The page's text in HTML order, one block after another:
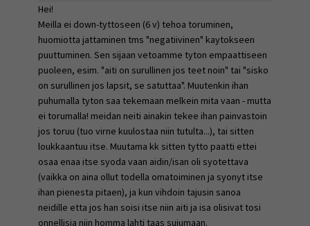
Hei!
Meilla ei down-tyttoseen (6 v) tehoa toruminen,
huomiotta jattaminen tms "negatiivinen" kaytokseen
puuttuminen. Sen sijaan vetoamme tyton empaattiseen
puoleen, esim. "aiti on surullinen jos teet noin" tai "sisko
on surullinen jos lapsit, se satuttaa". Muutenkin ihan
puhumalla tyton saa tekemaan melkein mita vaan - mutta
ei torumalla! meidan neiti ainakin tekee ihan painvastoin
jos toruu (tuo virne kuulostaa niin tutulta...), tai sitten
loukkaantuu itse. Muutama kk sitten tytto paatti ettei
osaa enaa itse syoda vaan aidin/isan oli syotettava
(vaikka on aina ollut todella omatoiminen ja syonyt itse
ihan pienesta pitaen), ja kun vihdoin tajusin sanoa
neidille etta jos han soisi itse niin aiti ja isa olisivat tosi
onnellisia niin homma lahti taas sujumaan.